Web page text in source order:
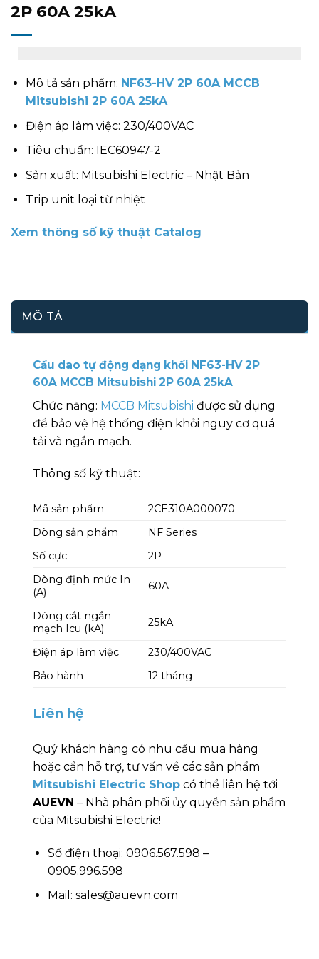
2P 60A 25kA
Mô tả sản phẩm: NF63-HV 2P 60A MCCB
Mitsubishi 2P 60A 25kA
Điện áp làm việc: 230/400VAC
Tiêu chuẩn: IEC60947-2
Sản xuất: Mitsubishi Electric – Nhật Bản
Trip unit loại từ nhiệt
Xem thông số kỹ thuật Catalog
MÔ TẢ
Cầu dao tự động dạng khối NF63-HV 2P
60A MCCB Mitsubishi 2P 60A 25kA
Chức năng: MCCB Mitsubishi được sử dụng
để bảo vệ hệ thống điện khỏi nguy cơ quá
tải và ngắn mạch.
Thông số kỹ thuật:
Mã sản phẩm
2CE310A000070
Dòng sản phẩm
NF Series
Số cực
2P
Dòng định mức In
(A)
60A
Dòng cắt ngắn
mạch Icu (kA)
25kA
Điện áp làm việc
230/400VAC
Bảo hành
12 tháng
Liên hệ
Quý khách hàng có nhu cầu mua hàng
hoặc cần hỗ trợ, tư vấn về các sản phẩm
Mitsubishi Electric Shop có thể liên hệ tới
AUEVN – Nhà phân phối ủy quyền sản phẩm
của Mitsubishi Electric!
Số điện thoại: 0906.567.598 –
0905.996.598
Mail: sales@auevn.com